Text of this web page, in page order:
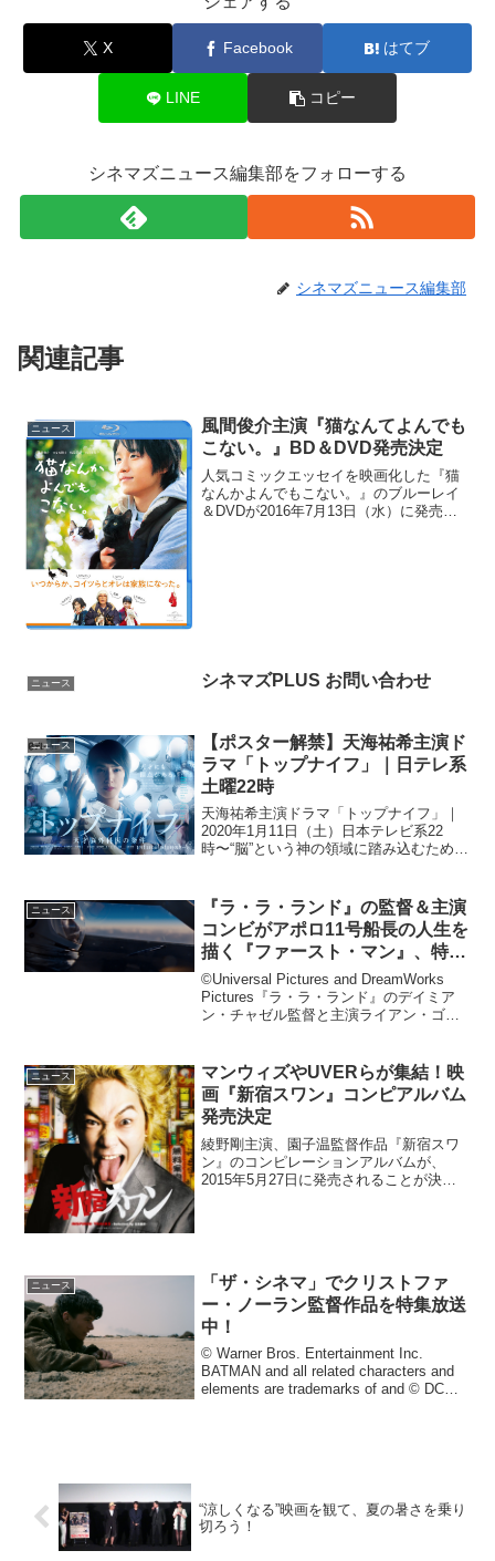
X Facebook はてブ
LINE コピー
シネマズニュース編集部をフォローする
シネマズニュース編集部
関連記事
ニュース
風間俊介主演『猫なんてよんでも
こない。』BD＆DVD発売決定
人気コミックエッセイを映画化した『猫
なんかよんでもこない。』のブルーレイ
＆DVDが2016年7月13日（水）に発売さ
ニュース シネマズPLUS お問い合わせ
ニュース
【ポスター解禁】天海祐希主演ド
ラマ「トップナイフ」｜日テレ系
土曜22時
天海祐希主演ドラマ「トップナイフ」｜
2020年1月11日（土）日本テレビ系22
時〜“脳”という神の領域に踏み込むため
描く リアル・ドクターストーリー。主演
の天海祐希をは...
ニュース
『ラ・ラ・ランド』の監督＆主演
コンビがアポロ11号船長の人生を
描く『ファースト・マン』、特報
解禁！
©Universal Pictures and DreamWorks
Pictures『ラ・ラ・ランド』のデイミア
ン・チャゼル監督と主演ライアン・ゴズ
の日本公開...
ニュース
マンウィズやUVERらが集結！映
画『新宿スワン』コンピアルバム
発売決定
綾野剛主演、園子温監督作品『新宿スワ
ン』のコンピレーションアルバムが、
2015年5月27日に発売されることが決定
ニュース
「ザ・シネマ」でクリストファ
ー・ノーラン監督作品を特集放送
中！
© Warner Bros. Entertainment Inc.
BATMAN and all related characters and
elements are trademarks of and © DC
“涼しくなる”映画を観て、夏の暑さを乗り
切ろう！